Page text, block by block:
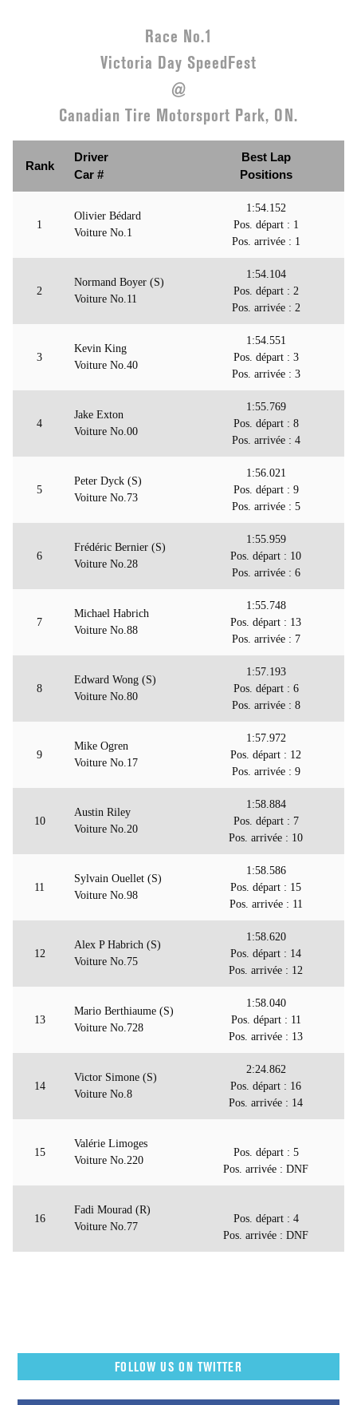
Race No.1
Victoria Day SpeedFest
@
Canadian Tire Motorsport Park, ON.
Rank
Driver
Car #
Best Lap
Positions
1
Olivier Bédard
Voiture No.1
1:54.152
Pos. départ : 1
Pos. arrivée : 1
2
Normand Boyer (S)
Voiture No.11
1:54.104
Pos. départ : 2
Pos. arrivée : 2
3
Kevin King
Voiture No.40
1:54.551
Pos. départ : 3
Pos. arrivée : 3
4
Jake Exton
Voiture No.00
1:55.769
Pos. départ : 8
Pos. arrivée : 4
5
Peter Dyck (S)
Voiture No.73
1:56.021
Pos. départ : 9
Pos. arrivée : 5
6
Frédéric Bernier (S)
Voiture No.28
1:55.959
Pos. départ : 10
Pos. arrivée : 6
7
Michael Habrich
Voiture No.88
1:55.748
Pos. départ : 13
Pos. arrivée : 7
8
Edward Wong (S)
Voiture No.80
1:57.193
Pos. départ : 6
Pos. arrivée : 8
9
Mike Ogren
Voiture No.17
1:57.972
Pos. départ : 12
Pos. arrivée : 9
10
Austin Riley
Voiture No.20
1:58.884
Pos. départ : 7
Pos. arrivée : 10
11
Sylvain Ouellet (S)
Voiture No.98
1:58.586
Pos. départ : 15
Pos. arrivée : 11
12
Alex P Habrich (S)
Voiture No.75
1:58.620
Pos. départ : 14
Pos. arrivée : 12
13
Mario Berthiaume (S)
Voiture No.728
1:58.040
Pos. départ : 11
Pos. arrivée : 13
14
Victor Simone (S)
Voiture No.8
2:24.862
Pos. départ : 16
Pos. arrivée : 14
15
Valérie Limoges
Voiture No.220
Pos. départ : 5
Pos. arrivée : DNF
16
Fadi Mourad (R)
Voiture No.77
Pos. départ : 4
Pos. arrivée : DNF
FOLLOW US ON TWITTER